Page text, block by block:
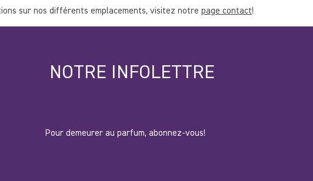
sur nos différents emplacements, visitez notre page contact!
NOTRE INFOLETTRE
Pour demeurer au parfum, abonnez-vous!